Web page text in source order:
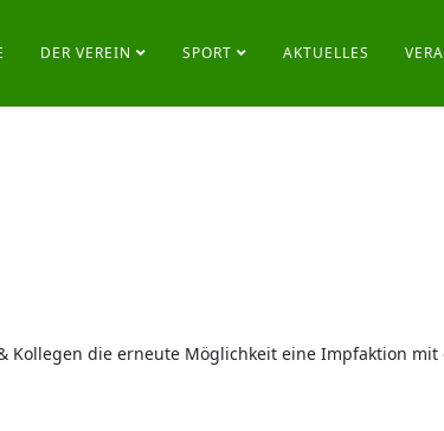
DER VEREIN SPORT AKTUELLES
Kollegen die erneute Möglichkeit eine Impfaktion